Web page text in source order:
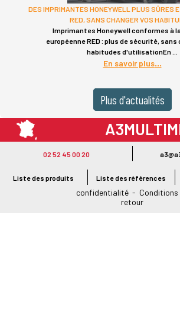
DES IMPRIMANTES HONEYWELL PLUS SÛRES
RED, SANS CHANGER VOS
Imprimantes Honeywell conformes à
européenne RED : plus de sécurité, sans
habitudes d'utilisationEn
En savoir plus
Plus d'actualités
LE SPÉCIALISTE MATÉRIEL ET
Intervention sur tout le territoire : Cholet - Nantes
Mans - Bordeaux - Paris - Lille - Brest -
Caen - Lyon - Reims - Lorient - Vannes -
02 52 45 00 20
Liste des produits Liste des références
Mentions légales-Politique
confidentialité- Conditions
retour